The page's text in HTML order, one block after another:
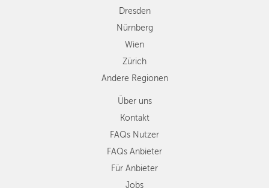
Dresden
Nürnberg
Wien
Zürich
Andere Regionen
Über uns
Kontakt
FAQs Nutzer
FAQs Anbieter
Für Anbieter
Jobs